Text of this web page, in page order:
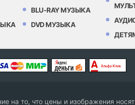
BLU-RAY МУЗЫКА
DVD МУЗЫКА
на то, что цены и изображения